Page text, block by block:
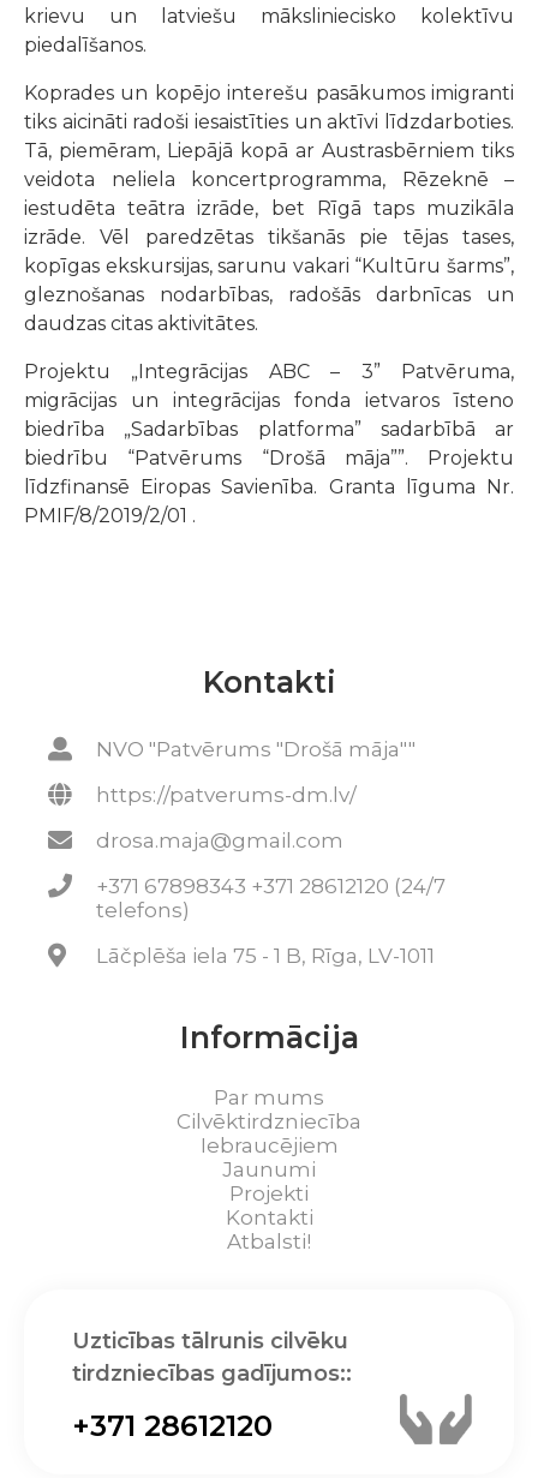
krievu un latviešu māksliniecisko kolektīvu
piedalīšanos.
Koprades un kopējo interešu pasākumos imigranti
tiks aicināti radoši iesaistīties un aktīvi līdzdarboties.
Tā, piemēram, Liepājā kopā ar Austrasbērniem tiks
veidota neliela koncertprogramma, Rēzeknē –
iestudēta teātra izrāde, bet Rīgā taps muzikāla
izrāde. Vēl paredzētas tikšanās pie tējas tases,
kopīgas ekskursijas, sarunu vakari “Kultūru šarms”,
gleznošanas nodarbības, radošās darbnīcas un
daudzas citas aktivitātes.
Projektu „Integrācijas ABC – 3” Patvēruma,
migrācijas un integrācijas fonda ietvaros īsteno
biedrība „Sadarbības platforma” sadarbībā ar
biedrību “Patvērums “Drošā māja””. Projektu
līdzfinansē Eiropas Savienība. Granta līguma Nr.
PMIF/8/2019/2/01 .
Kontakti
NVO "Patvērums "Drošā māja""
https://patverums-dm.lv/
drosa.maja@gmail.com
+371 67898343 +371 28612120 (24/7
telefons)
Lāčplēša iela 75 - 1 B, Rīga, LV-1011
Informācija
Par mums
Cilvēktirdzniecība
Iebraucējiem
Jaunumi
Projekti
Kontakti
Atbalsti!
Uzticības tālrunis cilvēku
tirdzniecības gadījumos::
+371 28612120